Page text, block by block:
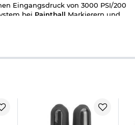
Eingangsdruck von 3000 PSI/200
bei Paintball Markierern und
ci